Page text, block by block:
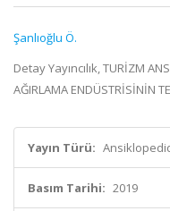
Şanlıoğlu Ö.
Detay Yayıncılık, TURİZM
AĞIRLAMA ENDÜSTRİSİNİN
Yayın Türü:
Basım Tarihi: 2019